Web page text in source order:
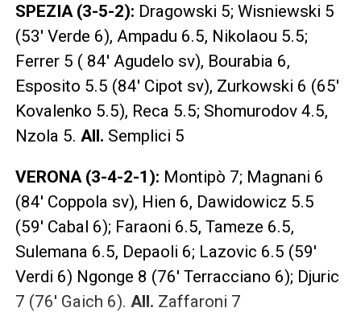
SPEZIA (3-5-2): Dragowski 5; Wisniewski 5
(53′ Verde 6), Ampadu 6.5, Nikolaou 5.5;
Ferrer 5 ( 84′ Agudelo sv), Bourabia 6,
Esposito 5.5 (84′ Cipot sv), Zurkowski 6 (65′
Kovalenko 5.5), Reca 5.5; Shomurodov 4.5,
Nzola 5. All. Semplici 5
VERONA (3-4-2-1): Montipò 7; Magnani 6
(84′ Coppola sv), Hien 6, Dawidowicz 5.5
(59′ Cabal 6); Faraoni 6.5, Tameze 6.5,
Sulemana 6.5, Depaoli 6; Lazovic 6.5 (59′
Verdi 6) Ngonge 8 (76′ Terracciano 6); Djuric
7 (76′ Gaich 6). All. Zaffaroni 7